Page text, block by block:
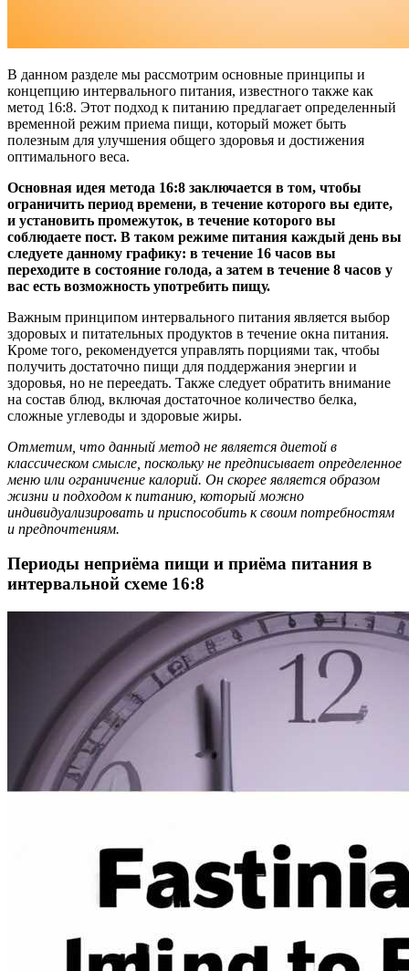
В данном разделе мы рассмотрим основные принципы и
концепцию интервального питания, известного также как
метод 16:8. Этот подход к питанию предлагает определенный
временной режим приема пищи, который может быть
полезным для улучшения общего здоровья и достижения
оптимального веса.
Основная идея метода 16:8 заключается в том, чтобы
ограничить период времени, в течение которого вы едите,
и установить промежуток, в течение которого вы
соблюдаете пост. В таком режиме питания каждый день вы
следуете данному графику: в течение 16 часов вы
переходите в состояние голода, а затем в течение 8 часов у
вас есть возможность употребить пищу.
Важным принципом интервального питания является выбор
здоровых и питательных продуктов в течение окна питания.
Кроме того, рекомендуется управлять порциями так, чтобы
получить достаточно пищи для поддержания энергии и
здоровья, но не переедать. Также следует обратить внимание
на состав блюд, включая достаточное количество белка,
сложные углеводы и здоровые жиры.
Отметим, что данный метод не является диетой в
классическом смысле, поскольку не предписывает определенное
меню или ограничение калорий. Он скорее является образом
жизни и подходом к питанию, который можно
индивидуализировать и приспособить к своим потребностям
и предпочтениям.
Периоды неприёма пищи и приёма питания в
интервальной схеме 16:8